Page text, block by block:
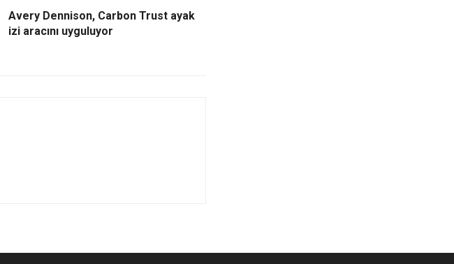
Avery Dennison, Carbon Trust ayak
izi aracını uyguluyor